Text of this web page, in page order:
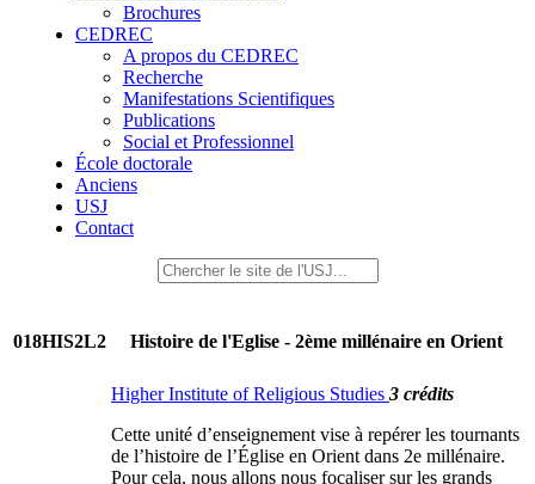
Brochures
CEDREC
A propos du CEDREC
Recherche
Manifestations Scientifiques
Publications
Social et Professionnel
École doctorale
Anciens
USJ
Contact
018HIS2L2 Histoire de l'Eglise - 2ème millénaire en Orient
Higher Institute of Religious Studies 3 crédits
Cette unité d’enseignement vise à repérer les tournants
de l’histoire de l’Église en Orient dans 2e millénaire.
Pour cela, nous allons nous focaliser sur les grands